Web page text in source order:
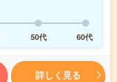
50代 60代
詳しく見る